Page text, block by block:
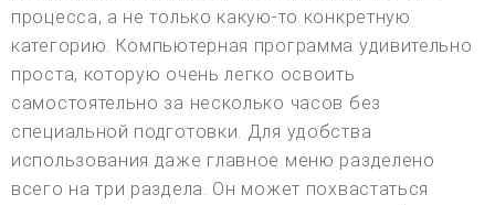
процесса, а не только какую-то конкретную
категорию. Компьютерная программа удивительно
проста, которую очень легко освоить
самостоятельно за несколько часов без
специальной подготовки. Для удобства
использования даже главное меню разделено
всего на три раздела. Он может похвастаться